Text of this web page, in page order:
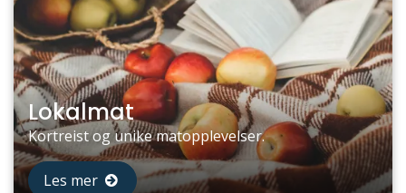
Lokalmat
Kortreist og unike matopplevelser.
Les mer